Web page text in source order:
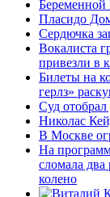
Беременной
Пласидо
Сердючка
Вокалиста
привезли в
Билеты на
герлз»
Cуд
Николас
В Москве
На
сломала два
колено